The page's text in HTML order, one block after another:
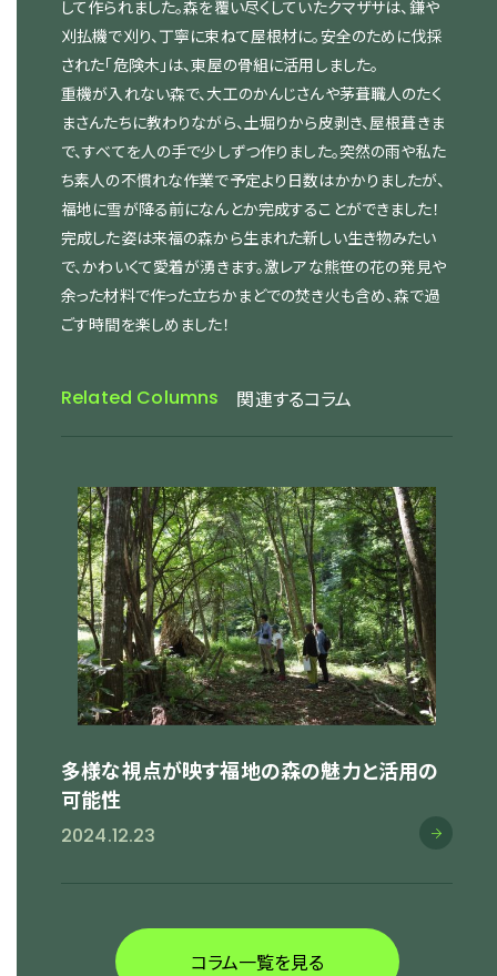
して作られました。森を覆い尽くしていたクマザサは、鎌や
刈払機で刈り、丁寧に束ねて屋根材に。安全のために伐採
された「危険木」は、東屋の骨組に活用しました。
重機が入れない森で、大工のかんじさんや茅葺職人のたく
まさんたちに教わりながら、土堀りから皮剥き、屋根葺きま
で、すべてを人の手で少しずつ作りました。突然の雨や私た
ち素人の不慣れな作業で予定より日数はかかりましたが、
福地に雪が降る前になんとか完成することができました！
完成した姿は来福の森から生まれた新しい生き物みたい
で、かわいくて愛着が湧きます。激レアな熊笹の花の発見や
余った材料で作った立ちかまどでの焚き火も含め、森で過
ごす時間を楽しめました！
Related Columns 関連するコラム
多様な視点が映す福地の森の魅力と活用の
可能性
2024.12.23
コラム一覧を見る